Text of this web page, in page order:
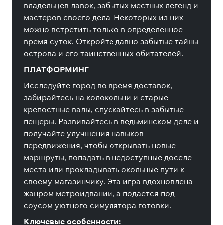
владельцев лавок, забытых местных легенд и
мастеров своего дела. Некоторых из них
можно встретить только в определенное
время суток. Откройте давно забытые тайны
острова и его таинственных обитателей.
ПЛАТФОРМИНГ
Исследуйте город во время доставок,
забирайтесь на колокольни и старые
крепостные валы, спускайтесь в забытые
пещеры. Развивайтесь в ведьминском деле и
получайте улучшения навыков
передвижения, чтобы открывать новые
маршруты, попадать в недоступные доселе
места или прокладывать окольные пути к
своему магазинчику. Эта игра вдохновлена
жанром метроидвании, а подается под
соусом уютного симулятора готовки.
Ключевые особенности: